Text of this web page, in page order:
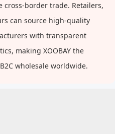
border trade. Retailers,
can source high-quality
with transparent
making XOOBAY the
wholesale worldwide.